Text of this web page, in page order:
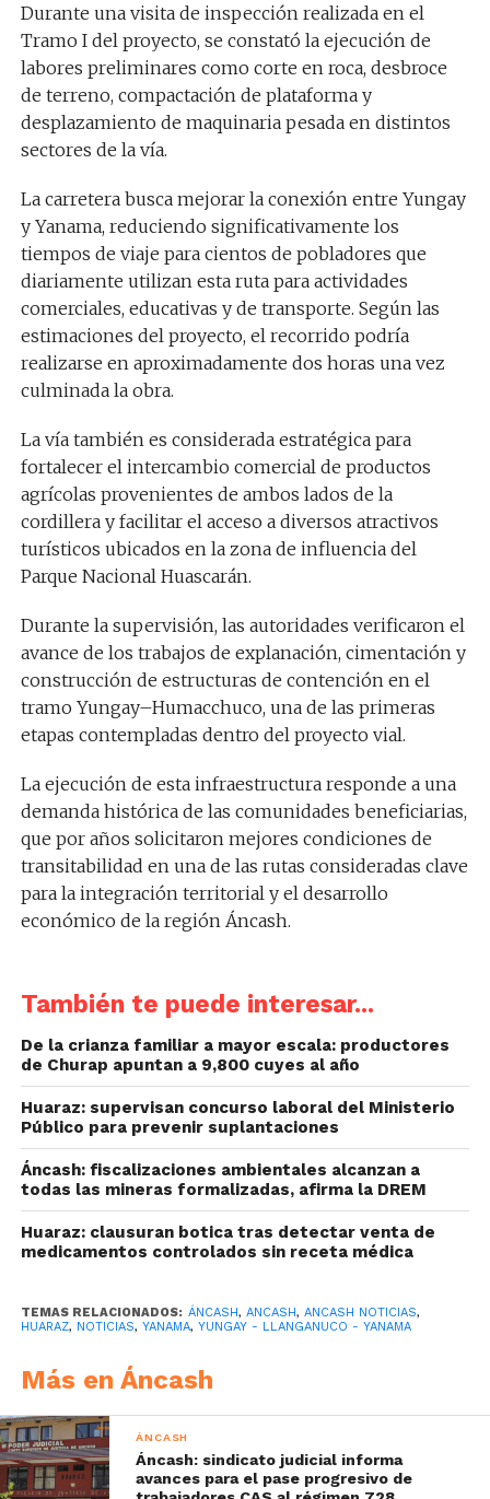
Durante una visita de inspección realizada en el
Tramo I del proyecto, se constató la ejecución de
labores preliminares como corte en roca, desbroce
de terreno, compactación de plataforma y
desplazamiento de maquinaria pesada en distintos
sectores de la vía.
La carretera busca mejorar la conexión entre Yungay
y Yanama, reduciendo significativamente los
tiempos de viaje para cientos de pobladores que
diariamente utilizan esta ruta para actividades
comerciales, educativas y de transporte. Según las
estimaciones del proyecto, el recorrido podría
realizarse en aproximadamente dos horas una vez
culminada la obra.
La vía también es considerada estratégica para
fortalecer el intercambio comercial de productos
agrícolas provenientes de ambos lados de la
cordillera y facilitar el acceso a diversos atractivos
turísticos ubicados en la zona de influencia del
Parque Nacional Huascarán.
Durante la supervisión, las autoridades verificaron el
avance de los trabajos de explanación, cimentación y
construcción de estructuras de contención en el
tramo Yungay–Humacchuco, una de las primeras
etapas contempladas dentro del proyecto vial.
La ejecución de esta infraestructura responde a una
demanda histórica de las comunidades beneficiarias,
que por años solicitaron mejores condiciones de
transitabilidad en una de las rutas consideradas clave
para la integración territorial y el desarrollo
económico de la región Áncash.
También te puede interesar...
De la crianza familiar a mayor escala: productores
de Churap apuntan a 9,800 cuyes al año
Huaraz: supervisan concurso laboral del Ministerio
Público para prevenir suplantaciones
Áncash: fiscalizaciones ambientales alcanzan a
todas las mineras formalizadas, afirma la DREM
Huaraz: clausuran botica tras detectar venta de
medicamentos controlados sin receta médica
TEMAS RELACIONADOS: ÁNCASH, ANCASH, ANCASH NOTICIAS,
HUARAZ, NOTICIAS, YANAMA, YUNGAY - LLANGANUCO - YANAMA
Más en Áncash
ÁNCASH
Áncash: sindicato judicial informa
avances para el pase progresivo de